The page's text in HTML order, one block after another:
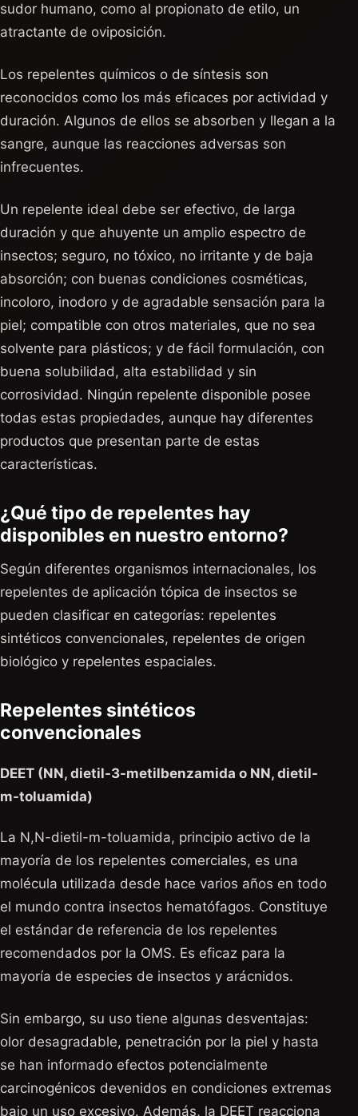
sudor humano, como al propionato de etilo, un
atractante de oviposición.
Los repelentes químicos o de síntesis son
reconocidos como los más eficaces por actividad y
duración. Algunos de ellos se absorben y llegan a la
sangre, aunque las reacciones adversas son
infrecuentes.
Un repelente ideal debe ser efectivo, de larga
duración y que ahuyente un amplio espectro de
insectos; seguro, no tóxico, no irritante y de baja
absorción; con buenas condiciones cosméticas,
incoloro, inodoro y de agradable sensación para la
piel; compatible con otros materiales, que no sea
solvente para plásticos; y de fácil formulación, con
buena solubilidad, alta estabilidad y sin
corrosividad. Ningún repelente disponible posee
todas estas propiedades, aunque hay diferentes
productos que presentan parte de estas
características.
¿Qué tipo de repelentes hay
disponibles en nuestro entorno?
Según diferentes organismos internacionales, los
repelentes de aplicación tópica de insectos se
pueden clasificar en categorías: repelentes
sintéticos convencionales, repelentes de origen
biológico y repelentes espaciales.
Repelentes sintéticos
convencionales
DEET (NN, dietil-3-metilbenzamida o NN, dietil-
m-toluamida)
La N,N-dietil-m-toluamida, principio activo de la
mayoría de los repelentes comerciales, es una
molécula utilizada desde hace varios años en todo
el mundo contra insectos hematófagos. Constituye
el estándar de referencia de los repelentes
recomendados por la OMS. Es eficaz para la
mayoría de especies de insectos y arácnidos.
Sin embargo, su uso tiene algunas desventajas:
olor desagradable, penetración por la piel y hasta
se han informado efectos potencialmente
carcinogénicos devenidos en condiciones extremas
bajo un uso excesivo. Además, la DEET reacciona